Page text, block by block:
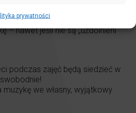
prywatności
To właśnie oni pokazują im jak
– nawet jeśli nie są „uzdolnieni
podczas zajęć będą siedzieć w
we własny, wyjątkowy